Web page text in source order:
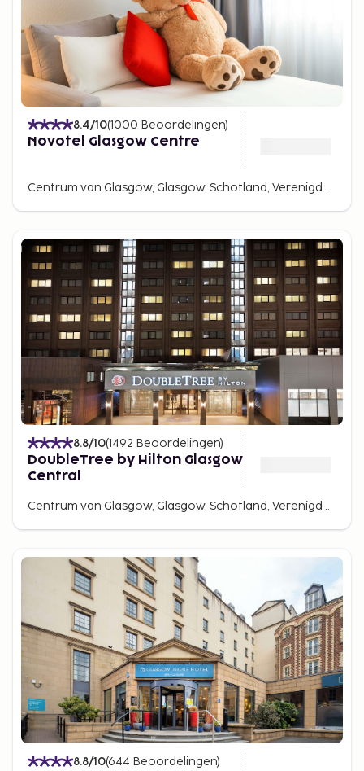
8.4/10(1000 Beoordelingen)
Novotel Glasgow Centre
Centrum van Glasgow, Glasgow, Schotland, Verenigd Koninkrijk
8.8/10(1492 Beoordelingen)
DoubleTree by Hilton Glasgow
Central
Centrum van Glasgow, Glasgow, Schotland, Verenigd Koninkrijk
8.8/10(644 Beoordelingen)